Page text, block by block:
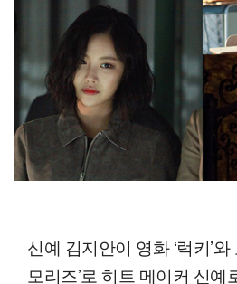
신예 김지안이 영화 ‘럭키’
모리즈’로 히트 메이커 신예